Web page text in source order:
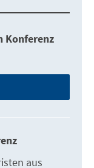
Konferenz
aus